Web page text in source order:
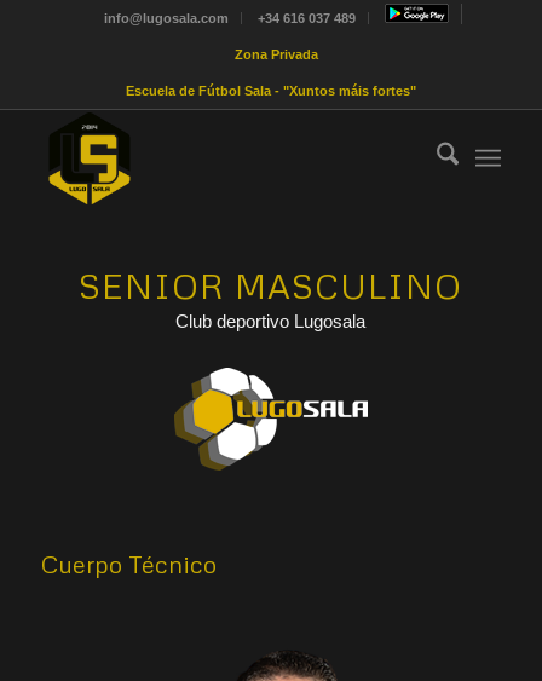
info@lugosala.com +34 616 037 489
Zona Privada
Escuela de Fútbol Sala - "Xuntos máis fortes"
SENIOR MASCULINO
Club deportivo Lugosala
Cuerpo Técnico